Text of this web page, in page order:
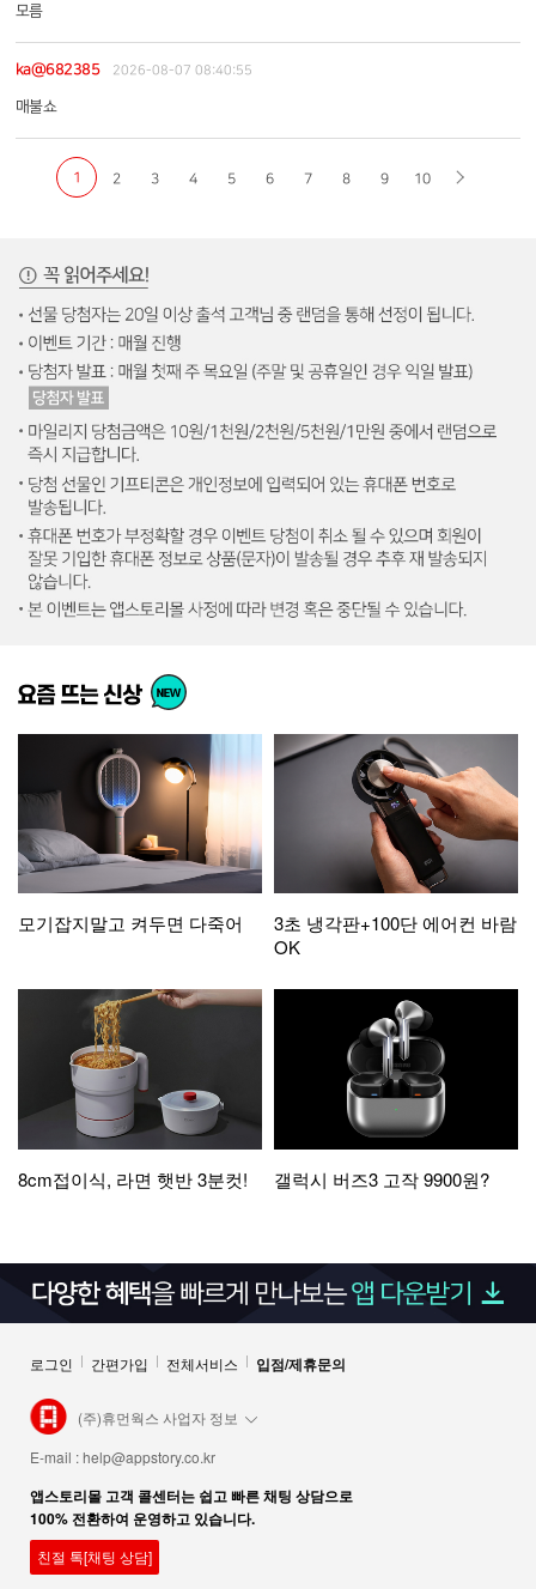
모름
ka@682385 2026-08-07 08:40:55
매불쇼
1 2 3 4 5 6 7 8 9 10
모기잡지말고 켜두면 다죽어
3초 냉각판+100단 에어컨 바람
OK
8cm접이식, 라면 햇반 3분컷! 갤럭시 버즈3 고작 9900원?
로그인 간편가입 전체서비스 입점/제휴문의
(주)휴먼웍스 사업자 정보
E-mail :help@appstory.co.kr
앱스토리몰 고객 콜센터는 쉽고 빠른 채팅 상담으로
100% 전환하여 운영하고 있습니다.
친절 톡[채팅 상담]